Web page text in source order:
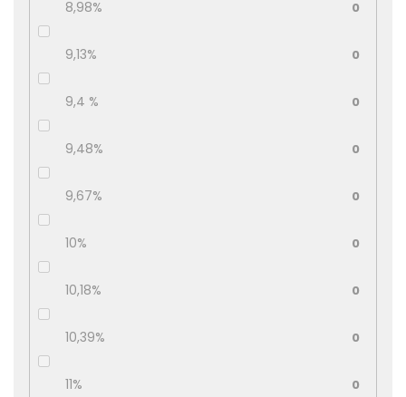
8,98% 0
9,13% 0
9,4 % 0
9,48% 0
9,67% 0
10% 0
10,18% 0
10,39% 0
11% 0